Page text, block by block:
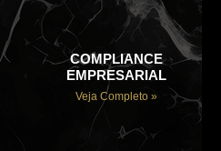
COMPLIANCE
EMPRESARIAL
Veja Completo »